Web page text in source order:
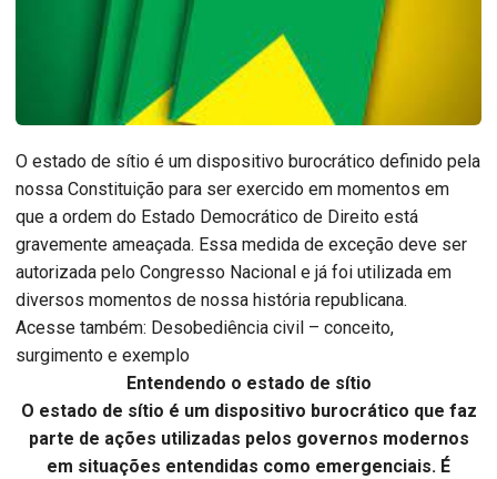
O estado de sítio é um dispositivo burocrático definido pela
nossa Constituição para ser exercido em momentos em
que a ordem do Estado Democrático de Direito está
gravemente ameaçada. Essa medida de exceção deve ser
autorizada pelo Congresso Nacional e já foi utilizada em
diversos momentos de nossa história republicana.
Acesse também: Desobediência civil – conceito,
surgimento e exemplo
Entendendo o estado de sítio
O estado de sítio é um dispositivo burocrático que faz
parte de ações utilizadas pelos governos modernos
em situações entendidas como emergenciais. É